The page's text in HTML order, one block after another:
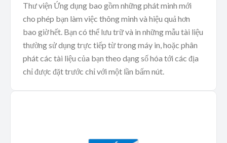
Thư viện Ứng dụng bao gồm những phát minh mới
cho phép bạn làm việc thông minh và hiệu quả hơn
bao giờ hết. Bạn có thể lưu trữ và in những mẫu tài liệu
thường sử dụng trực tiếp từ trong máy in, hoặc phân
phát các tài liệu của bạn theo dạng số hóa tới các địa
chỉ được đặt trước chỉ với một lần bấm nút.